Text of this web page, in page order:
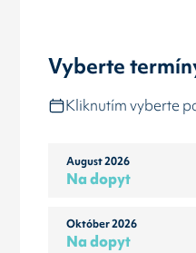
Vyberte
Kliknutím vyberte
August 2026
Na dopyt
Október 2026
Na dopyt